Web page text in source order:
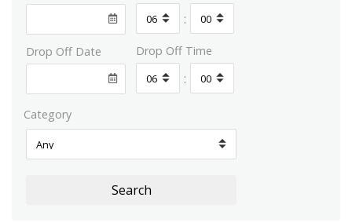
:
Drop Off Date Drop Off Time
:
Category
Search